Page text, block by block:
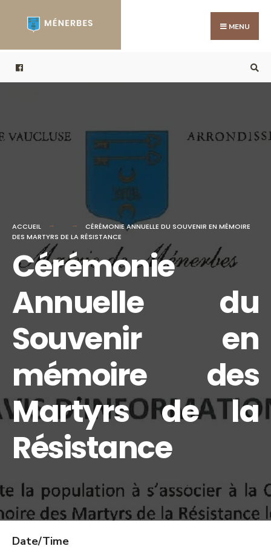
MENU
ACCUEIL
CÉRÉMONIE ANNUELLE DU SOUVENIR EN MÉMOIRE
DES MARTYRS DE LA RÉSISTANCE
Cérémonie
Annuelle du
Souvenir en
mémoire des
Martyrs de la
Résistance
Date/Time
for: